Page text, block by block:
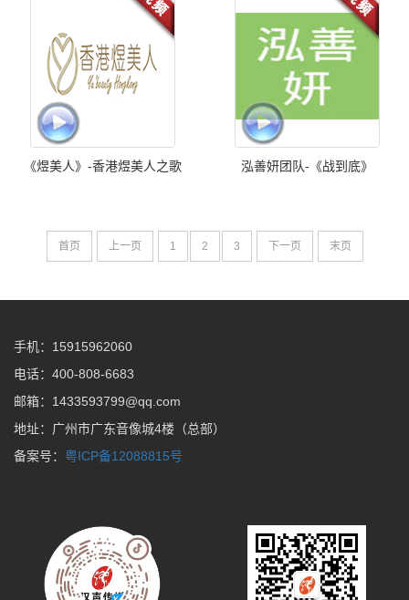
《煜美人》-香港煜美人之歌 泓善妍团队-《战到底》
首页 上一页 1 2 3 下一页 末页
手机：15915962060
电话：400-808-6683
邮箱：1433593799@qq.com
地址：广州市广东音像城4楼（总部）
备案号： 粤ICP备12088815号